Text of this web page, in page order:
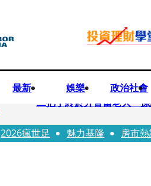
最新 娛樂 政治社會
快訊
二把手終於升官當老大
快訊
蔡英文做2件事「嚇壞一
2026瘋世足 魅力基隆 房市